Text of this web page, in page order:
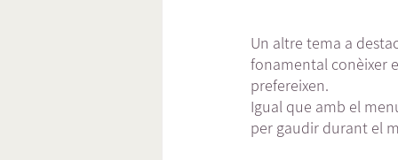
Un altre tema a
fonamental conèixer
prefereixen.
Igual que amb el
per gaudir durant el